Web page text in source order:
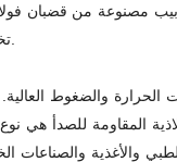
مصنوعة من قضبان
تخلق هذه العملية أنبوبًا مجوفًا، يتم لفه وتمديده إلى الطول والقطر المطلوبين.
والضغوط
المقاومة
والصناعات